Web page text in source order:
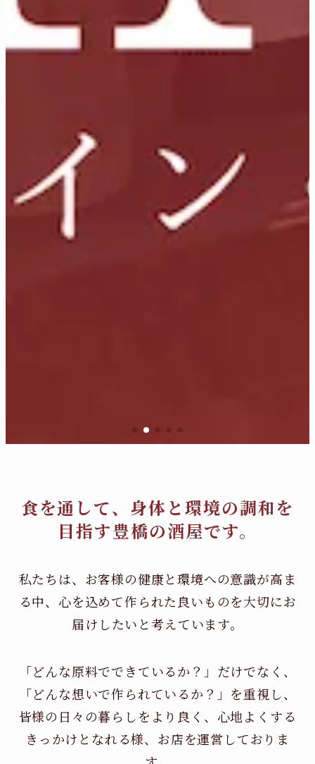
食を通して、身体と環境の調和を
目指す豊橋の酒屋です。
私たちは、お客様の健康と環境への意識が高ま
る中、 心を込めて作られた良いものを大切にお
届けしたいと考えています。
「どんな原料でできているか？」だけでなく、
「どんな想いで作られているか？」を重視し、
皆様の日々の暮らしをより良く、心地よくする
きっかけとなれる様、お店を運営しておりま